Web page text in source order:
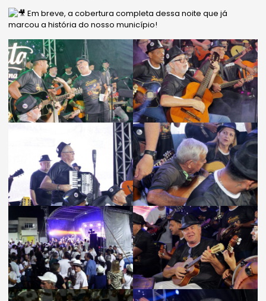
Em breve, a cobertura completa dessa noite que já
marcou a história do nosso município!